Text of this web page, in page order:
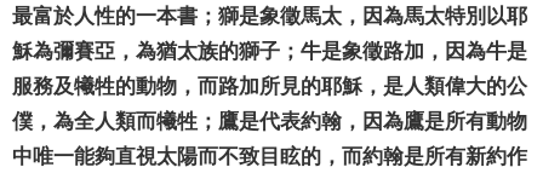
最富於人性的一本書；獅是象徵馬太，因為馬太特別以耶
穌為彌賽亞，為猶太族的獅子；牛是象徵路加，因為牛是
服務及犧牲的動物，而路加所見的耶穌，是人類偉大的公
僕，為全人類而犧牲；鷹是代表約翰，因為鷹是所有動物
中唯一能夠直視太陽而不致目眩的，而約翰是所有新約作